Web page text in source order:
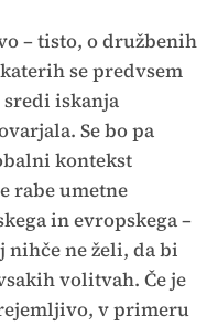
– tisto, o družbenih
se predvsem
iskanja
Se bo pa
kontekst
rabe umetne
in evropskega –
nihče ne želi, da bi
volitvah. Če je
v primeru